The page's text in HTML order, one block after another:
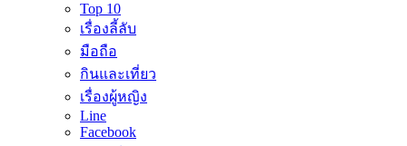
Top 10
เรื่องลี้ลับ
มือถือ
กินและเที่ยว
เรื่องผู้หญิง
Line
Facebook